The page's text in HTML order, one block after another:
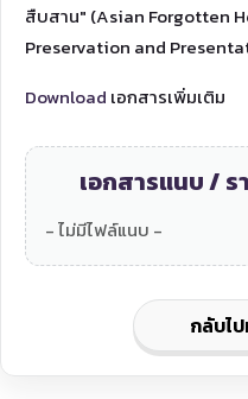
สืบสาน" (Asian Forgotten
Preservation and
Download เอกสารเพิ่มเติม
เอกสารแนบ / ร
- ไม่มีไฟล์แนบ -
กลับไ